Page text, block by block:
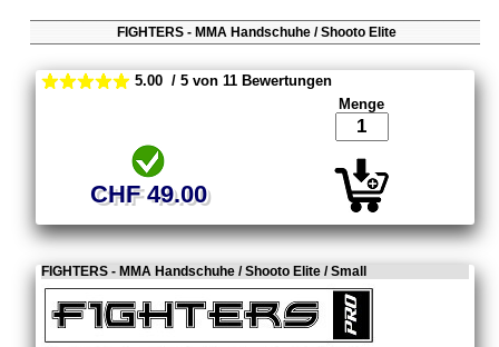
FIGHTERS - MMA Handschuhe / Shooto Elite
5.00 / 5 von 11 Bewertungen
CHF 49.00
Menge
FIGHTERS - MMA Handschuhe / Shooto Elite / Small